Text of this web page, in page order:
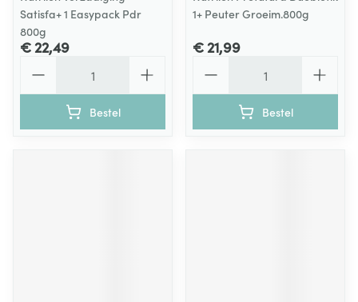
Satisfa+ 1 Easypack Pdr
800g
€ 22,49
Bestel
1+ Peuter Groeim.800g
€ 21,99
Bestel